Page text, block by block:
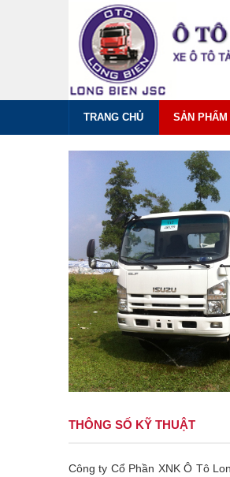
TRANG CHỦ SẢN PHẨM
THÔNG SỐ KỸ THUẬT
Công ty Cổ Phần XNK Ô Tô